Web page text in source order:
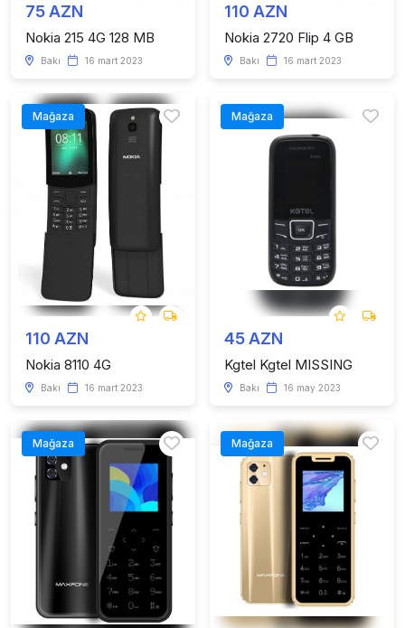
75 AZN
Nokia 215 4G 128 MB
Bakı 16 mart 2023
110 AZN
Nokia 2720 Flip 4 GB
Bakı 16 mart 2023
Mağaza
110 AZN
Nokia 8110 4G
Bakı 16 mart 2023
Mağaza
45 AZN
Kgtel Kgtel MISSING
Bakı 16 may 2023
Mağaza Mağaza